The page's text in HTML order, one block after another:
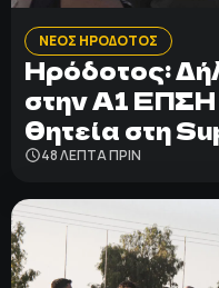
ΝΕΟΣ ΗΡΟΔΟΤΟΣ
Ηρόδοτος:
στην Α1 ΕΠΣΗ
θητεία στη
48 ΛΕΠΤΑ ΠΡΙΝ